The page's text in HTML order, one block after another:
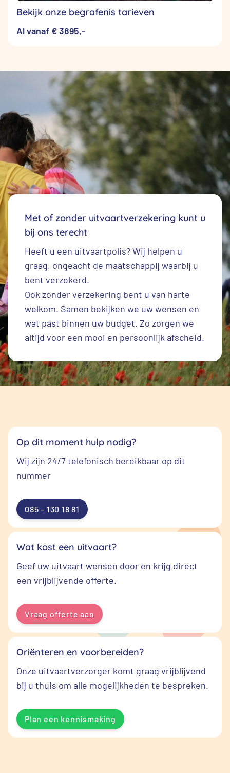
Bekijk onze begrafenis tarieven
Al vanaf € 3895,-
Met of zonder uitvaartverzekering kunt u
bij ons terecht
Heeft u een uitvaartpolis? Wij helpen u
graag, ongeacht de maatschappij waarbij u
bent verzekerd.
Ook zonder verzekering bent u van harte
welkom. Samen bekijken we uw wensen en
wat past binnen uw budget. Zo zorgen we
altijd voor een mooi en persoonlijk afscheid.
Op dit moment hulp nodig?
Wij zijn 24/7 telefonisch bereikbaar op dit
nummer
085 – 130 18 81
Wat kost een uitvaart?
Geef uw uitvaart wensen door en krijg direct
een vrijblijvende offerte.
Vraag offerte aan
Oriënteren en voorbereiden?
Onze uitvaartverzorger komt graag vrijblijvend
bij u thuis om alle mogelijkheden te bespreken.
Plan een kennismaking